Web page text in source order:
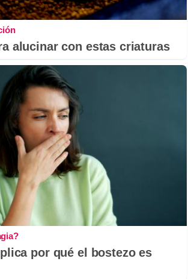
alucinar con estas criaturas
por qué el bostezo es